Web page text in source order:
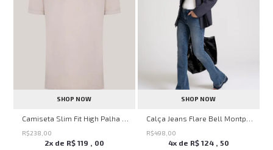
SHOP NOW
R$238 00
2x de R$ 119 , 00
SHOP NOW
R$498 00
4x de R$ 124 , 50